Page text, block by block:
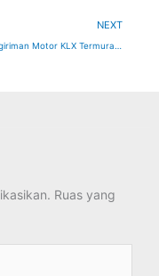
NEXT
Ruas yang